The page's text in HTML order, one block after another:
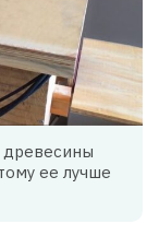
ее лучше